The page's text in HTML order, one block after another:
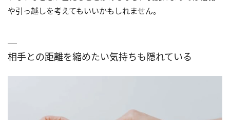
や引っ越しを考えてもいいかもしれません。
相手との距離を縮めたい気持ちも隠れている